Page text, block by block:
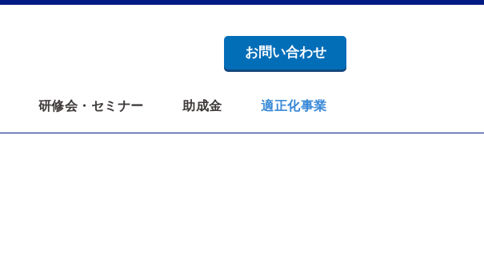
お問い合わせ
研修会・セミナー 助成金 適正化事業